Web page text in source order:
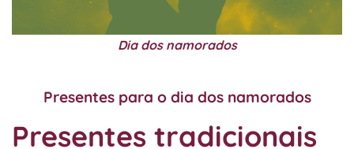
Dia dos namorados
Presentes para o dia dos namorados
Presentes tradicionais